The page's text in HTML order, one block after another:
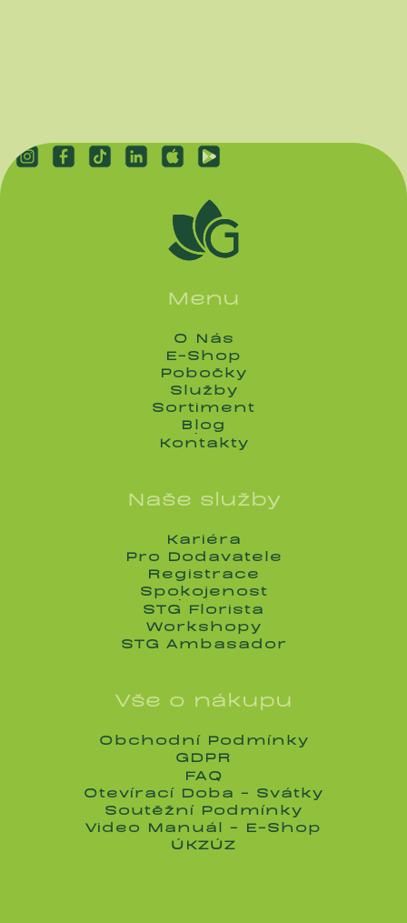
Menu
O Nás
O Nás
E-Shop
E-Shop
Pobočky
Pobočky
Služby
Služby
Sortiment
Sortiment
Blog
Blog
Kontakty
Kontakty
Naše služby
Kariéra
Kariéra
Pro Dodavatele
Pro Dodavatele
Registrace
Registrace
Spokojenost
Spokojenost
STG Florista
STG Florista
Workshopy
Workshopy
STG Ambasador
Vše o nákupu
Obchodní Podmínky
Obchodní Podmínky
GDPR
GDPR
FAQ
FAQ
Otevírací Doba - Svátky
Otevírací Doba - Svátky
Soutěžní Podmínky
Soutěžní Podmínky
Video Manuál - E-Shop
Video Manuál - E-Shop
ÚKZÚZ